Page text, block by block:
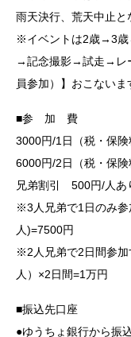
雨天決行、荒天中止と
※イベントは2歳→3
→記念撮影→試走→レ
員参加）】おこないま
■参 加 費
3000円/1日（税・保険
6000円/2日（税・保険
兄弟割引 500円/人あ
※3人兄弟で1日のみ
人)=7500円
※2人兄弟で2日間参
人）×2日間=1万円
■振込先口座
●ゆうちょ銀行から振